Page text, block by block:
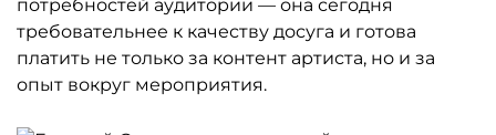
потребностей аудитории — она сегодня
требовательнее к качеству досуга и готова
платить не только за контент артиста, но и за
опыт вокруг мероприятия.